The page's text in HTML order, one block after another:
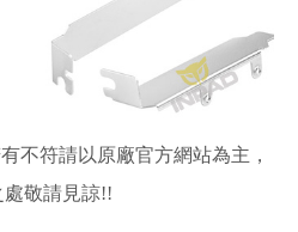
不符請以原廠官方網站為主，
處敬請見諒!!